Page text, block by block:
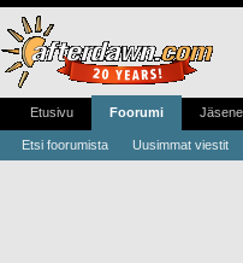
Etusivu Foorumi
Etsi foorumista Uusimmat viestit